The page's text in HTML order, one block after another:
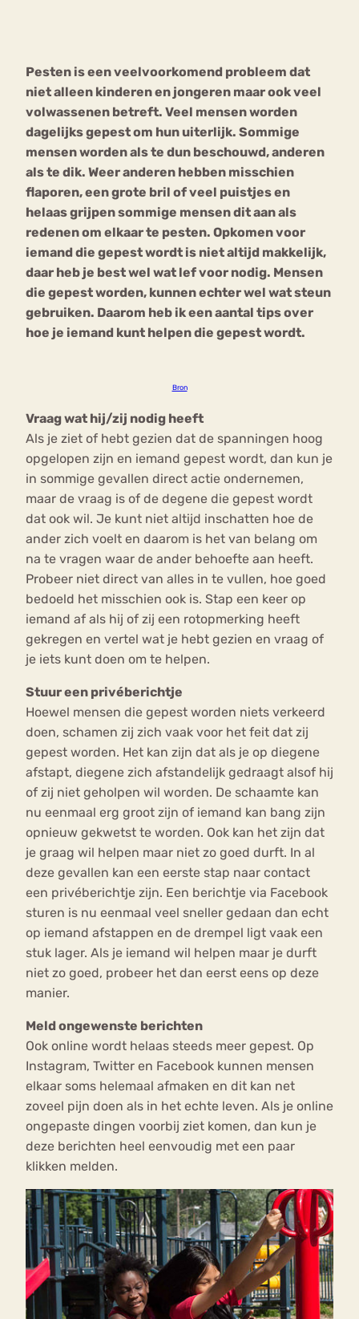
Pesten is een veelvoorkomend probleem dat
niet alleen kinderen en jongeren maar ook veel
volwassenen betreft. Veel mensen worden
dagelijks gepest om hun uiterlijk. Sommige
mensen worden als te dun beschouwd, anderen
als te dik. Weer anderen hebben misschien
flaporen, een grote bril of veel puistjes en
helaas grijpen sommige mensen dit aan als
redenen om elkaar te pesten. Opkomen voor
iemand die gepest wordt is niet altijd makkelijk,
daar heb je best wel wat lef voor nodig. Mensen
die gepest worden, kunnen echter wel wat steun
gebruiken. Daarom heb ik een aantal tips over
hoe je iemand kunt helpen die gepest wordt.
Bron
Vraag wat hij/zij nodig heeft
Als je ziet of hebt gezien dat de spanningen hoog
opgelopen zijn en iemand gepest wordt, dan kun je
in sommige gevallen direct actie ondernemen,
maar de vraag is of de degene die gepest wordt
dat ook wil. Je kunt niet altijd inschatten hoe de
ander zich voelt en daarom is het van belang om
na te vragen waar de ander behoefte aan heeft.
Probeer niet direct van alles in te vullen, hoe goed
bedoeld het misschien ook is. Stap een keer op
iemand af als hij of zij een rotopmerking heeft
gekregen en vertel wat je hebt gezien en vraag of
je iets kunt doen om te helpen.
Stuur een privéberichtje
Hoewel mensen die gepest worden niets verkeerd
doen, schamen zij zich vaak voor het feit dat zij
gepest worden. Het kan zijn dat als je op diegene
afstapt, diegene zich afstandelijk gedraagt alsof hij
of zij niet geholpen wil worden. De schaamte kan
nu eenmaal erg groot zijn of iemand kan bang zijn
opnieuw gekwetst te worden. Ook kan het zijn dat
je graag wil helpen maar niet zo goed durft. In al
deze gevallen kan een eerste stap naar contact
een privéberichtje zijn. Een berichtje via Facebook
sturen is nu eenmaal veel sneller gedaan dan echt
op iemand afstappen en de drempel ligt vaak een
stuk lager. Als je iemand wil helpen maar je durft
niet zo goed, probeer het dan eerst eens op deze
manier.
Meld ongewenste berichten
Ook online wordt helaas steeds meer gepest. Op
Instagram, Twitter en Facebook kunnen mensen
elkaar soms helemaal afmaken en dit kan net
zoveel pijn doen als in het echte leven. Als je online
ongepaste dingen voorbij ziet komen, dan kun je
deze berichten heel eenvoudig met een paar
klikken melden.
Forum
mia
Nerv
osa
Eetstoornis Anorexia Nervosa
Eetbuien Piekeren Sport
Trauma
Orthorexia
Afvallen Angst